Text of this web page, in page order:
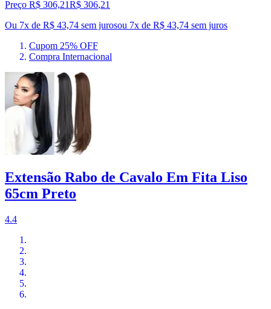
Preço R$ 306,21R$ 306,21
Ou 7x de R$ 43,74 sem jurosou 7x de R$ 43,74 sem juros
Cupom 25% OFF
Compra Internacional
Extensão Rabo de Cavalo Em Fita Liso
65cm Preto
4.4